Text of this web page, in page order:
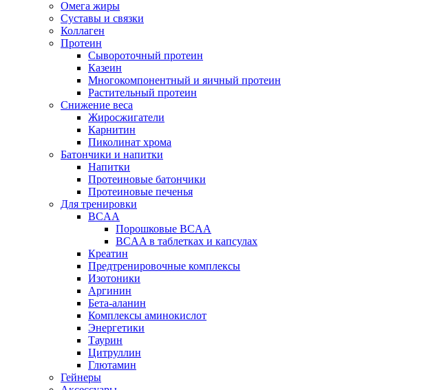
Омега жиры
Суставы и связки
Коллаген
Протеин
Сывороточный протеин
Казеин
Многокомпонентный и яичный протеин
Растительный протеин
Снижение веса
Жиросжигатели
Карнитин
Пиколинат хрома
Батончики и напитки
Напитки
Протеиновые батончики
Протеиновые печенья
Для тренировки
BCAA
Порошковые BCAA
BCAA в таблетках и капсулах
Креатин
Предтренировочные комплексы
Изотоники
Аргинин
Бета-аланин
Комплексы аминокислот
Энергетики
Таурин
Цитруллин
Глютамин
Гейнеры